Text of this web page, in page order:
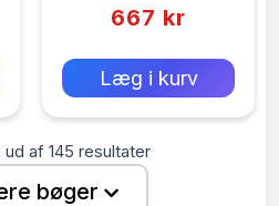
Networks
667 kr
Læg i kurv
ud af 145 resultater
bøger